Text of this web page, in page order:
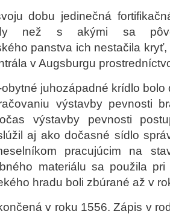
dobu jedinečná
než s akými sa
panstva ich nestačila
v Augsburgu
juhozápadné krídlo
výstavby pevnosti
výstavby pevnosti
aj ako dočasné sídlo
pracujúcim na
materiálu sa použila
hradu boli zbúrané až v
v roku 1556. Zápis v